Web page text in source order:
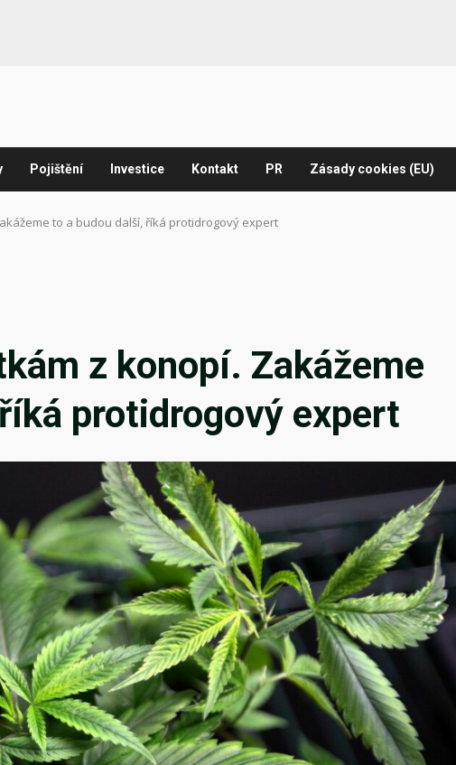
Pojištění Investice Kontakt PR Zásady cookies (EU)
to a budou další, říká protidrogový expert
z konopí. Zakážeme
protidrogový expert